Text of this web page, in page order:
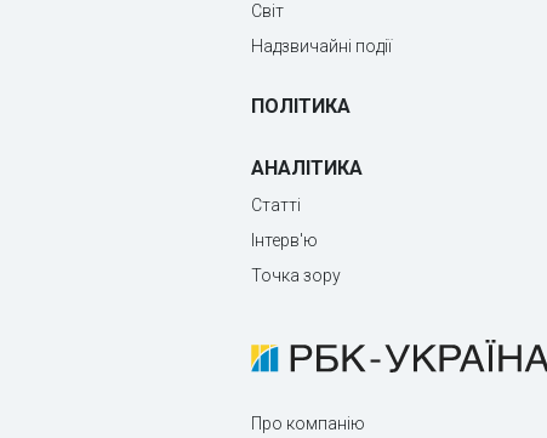
Світ
Надзвичайні події
ПОЛІТИКА
АНАЛІТИКА
Статті
Інтерв'ю
Точка зору
Про компанію